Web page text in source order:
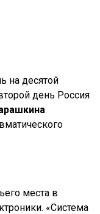
на десятой
день Россия
места в
«Система